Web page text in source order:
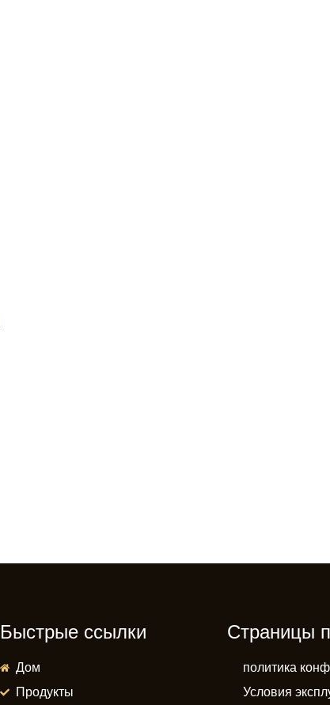
Быстрые ссылки
Дом
Продукты
Страницы
политика
Условия